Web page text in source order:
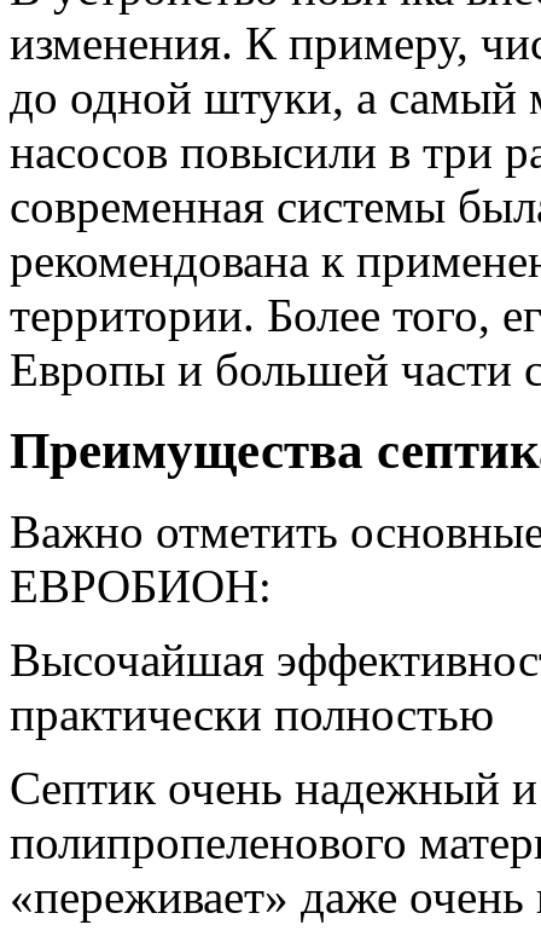
изменения. К примеру,
до одной штуки, а самый
насосов повысили в три
современная системы
рекомендована к
территории. Более того,
Европы и большей части
Преимущества
Важно отметить
ЕВРОБИОН:
Высочайшая
практически полностью
Септик очень надежный
полипропеленового
«переживает» даже